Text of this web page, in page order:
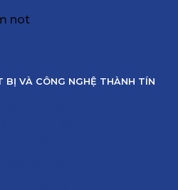
not
BỊ VÀ CÔNG NGHỆ THÀNH TÍN